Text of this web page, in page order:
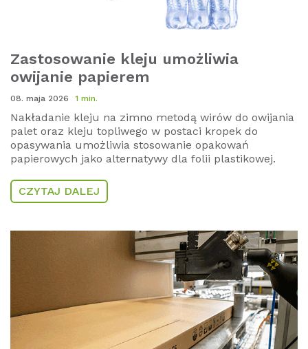
Zastosowanie kleju umożliwia
owijanie papierem
08. maja 2026 1 min.
Nakładanie kleju na zimno metodą wirów do owijania
palet oraz kleju topliwego w postaci kropek do
opasywania umożliwia stosowanie opakowań
papierowych jako alternatywy dla folii plastikowej.
CZYTAJ DALEJ